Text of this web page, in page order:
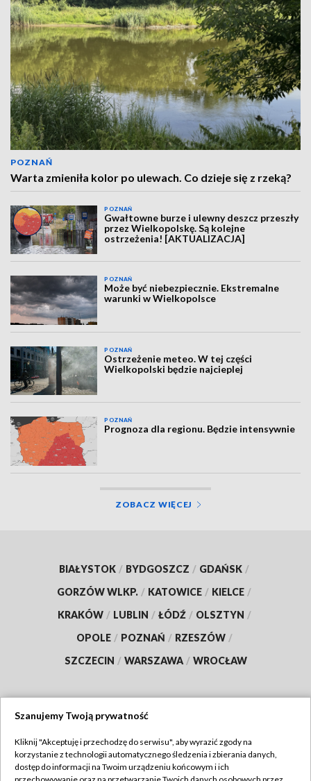
POZNAŃ
Warta zmieniła kolor po ulewach. Co dzieje się z rzeką?
POZNAŃ
Gwałtowne burze i ulewny deszcz przeszły
przez Wielkopolskę. Są kolejne
ostrzeżenia! [AKTUALIZACJA]
POZNAŃ
Może być niebezpiecznie. Ekstremalne
warunki w Wielkopolsce
POZNAŃ
Ostrzeżenie meteo. W tej części
Wielkopolski będzie najcieplej
POZNAŃ
Prognoza dla regionu. Będzie intensywnie
ZOBACZ WIĘCEJ
BIAŁYSTOK / BYDGOSZCZ / GDAŃSK /
GORZÓW WLKP. / KATOWICE / KIELCE /
KRAKÓW / LUBLIN / ŁÓDŹ / OLSZTYN /
OPOLE / POZNAŃ / RZESZÓW /
SZCZECIN / WARSZAWA / WROCŁAW
TVP
Szanujemy Twoją prywatność
Kliknij "Akceptuję i przechodzę do serwisu", aby wyrazić zgody na
korzystanie z technologii automatycznego śledzenia i zbierania danych,
dostęp do informacji na Twoim urządzeniu końcowym i ich